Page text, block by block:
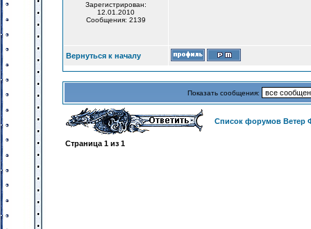
Зарегистрирован:
12.01.2010
Сообщения: 2139
Вернуться к началу
Показать сообщения:
Список форумов Ветер
Страница 1 из 1